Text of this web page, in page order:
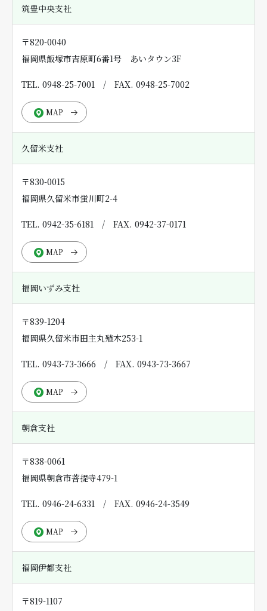
筑豊中央支社
〒820-0040
福岡県飯塚市吉原町6番1号 あいタウン3F
TEL. 0948-25-7001 / FAX. 0948-25-7002
MAP
久留米支社
〒830-0015
福岡県久留米市蛍川町2-4
TEL. 0942-35-6181 / FAX. 0942-37-0171
MAP
福岡いずみ支社
〒839-1204
福岡県久留米市田主丸殖木253-1
TEL. 0943-73-3666 / FAX. 0943-73-3667
MAP
朝倉支社
〒838-0061
福岡県朝倉市菩提寺479-1
TEL. 0946-24-6331 / FAX. 0946-24-3549
MAP
福岡伊都支社
〒819-1107